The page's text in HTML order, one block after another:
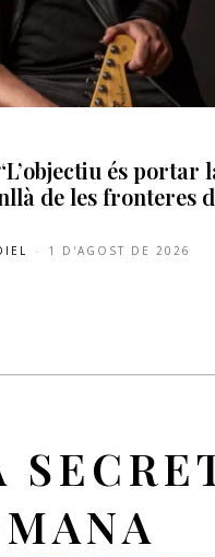
és portar
de les fronteres
- 1 D'AGOST DE 2026